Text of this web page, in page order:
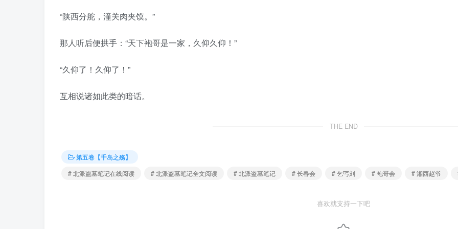
“陕西分舵，潼关肉夹馍。”
那人听后便拱手：“天下袍哥是一家，久仰久仰！”
“久仰了！久仰了！”
互相说诸如此类的暗话。
THE END
第五卷【千岛之殇】
# 北派盗墓笔记在线阅读
# 北派盗墓笔记全文阅读 # 北派盗墓笔记 # 长春会 # 乞丐刘 # 袍哥会 # 湘西赵爷
喜欢就支持一下吧